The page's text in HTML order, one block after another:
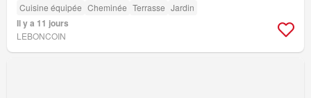
Cuisine équipée Cheminée Terrasse Jardin
Il y a 11 jours
LEBONCOIN